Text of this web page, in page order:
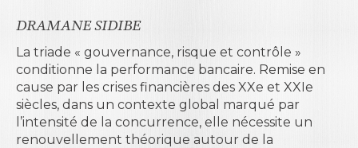
DRAMANE SIDIBE
La triade « gouvernance, risque et contrôle »
conditionne la performance bancaire. Remise en
cause par les crises financières des XXe et XXIe
siècles, dans un contexte global marqué par
l’intensité de la concurrence, elle nécessite un
renouvellement théorique autour de la